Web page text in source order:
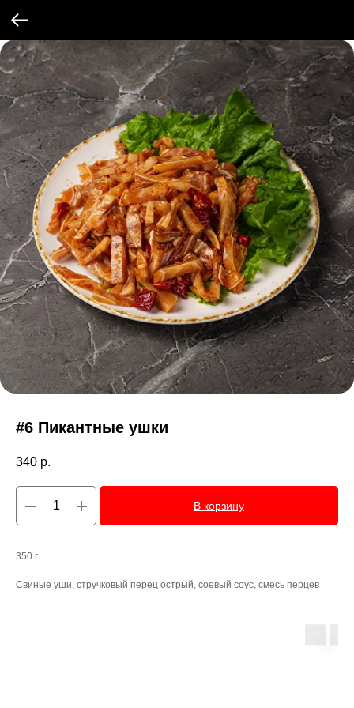
#6 Пикантные ушки
340 р.
В корзину
350 г.
Свиные уши, стручковый перец острый, соевый соус, смесь перцев